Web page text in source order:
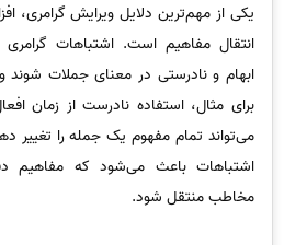
یکی از مهم‌ترین دلایل ویرایش گرامری،
انتقال مفاهیم است. اشتباهات گرامری
ابهام و نادرستی در معنای جملات شوند
برای مثال، استفاده نادرست از زمان
می‌تواند تمام مفهوم یک جمله را تغییر
اشتباهات باعث می‌شود که مفاهیم
مخاطب منتقل شود.